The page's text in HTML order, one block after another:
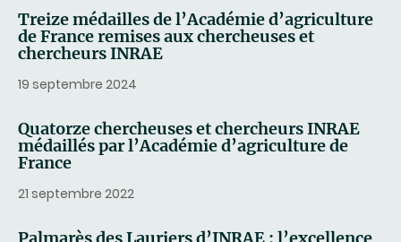
Treize médailles de l’Académie d’agriculture
de France remises aux chercheuses et
chercheurs INRAE
19 septembre 2024
Quatorze chercheuses et chercheurs INRAE
médaillés par l’Académie d’agriculture de
France
21 septembre 2022